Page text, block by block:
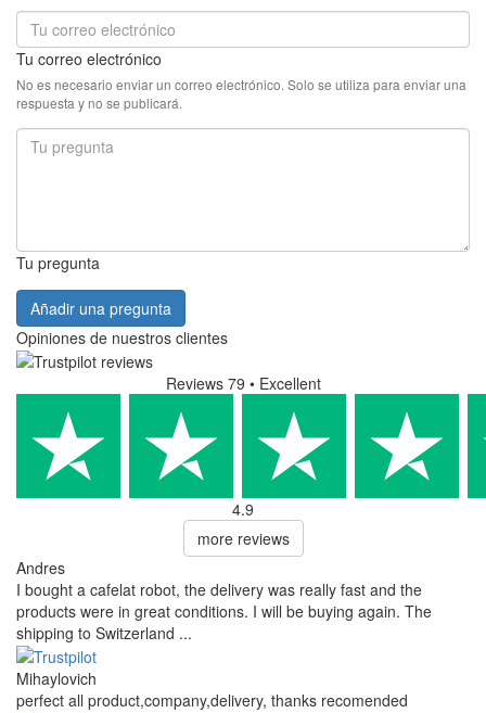
Tu correo electrónico
No es necesario enviar un correo electrónico. Solo se utiliza para enviar una
respuesta y no se publicará.
Tu pregunta
Añadir una pregunta
Opiniones de nuestros clientes
Reviews 79 • Excellent
4.9
more reviews
Andres
I bought a cafelat robot, the delivery was really fast and the
products were in great conditions. I will be buying again. The
shipping to Switzerland ...
Mihaylovich
perfect all product,company,delivery, thanks recomended